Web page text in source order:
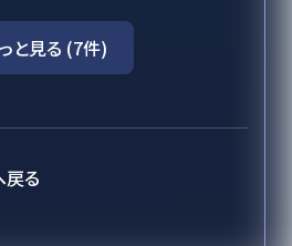
と見る (7件)
戻る